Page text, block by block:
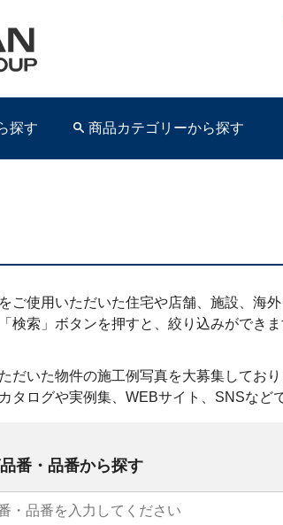
探す 商品カテゴリーから探す
ご使用いただいた住宅や店舗、施設、海
検索」ボタンを押すと、絞り込みができま
だいた物件の施工例写真を大募集しており
タログや実例集、WEBサイト、SNSなど
番・品番から探す